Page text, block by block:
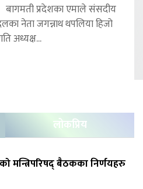
बागमती प्रदेशका एमाले संसदीय
नेता जगन्नाथ थपलिया हिजो
अध्यक्ष...
लोकप्रिय
मन्त्रिपरिषद् बैठकका निर्णयहरु